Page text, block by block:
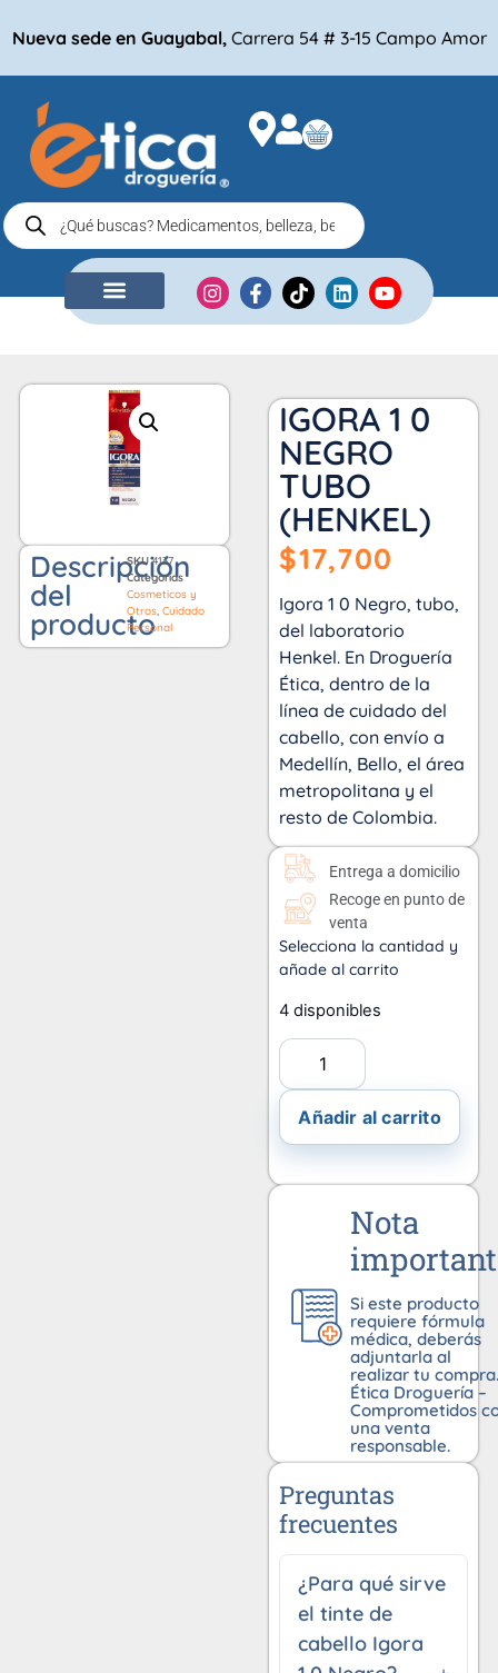
Nueva sede en Guayabal, Carrera 54 # 3-15 Campo Amor
Descripción
del
producto
SKU4137
Categorías
Cosmeticos y
Otros ,Cuidado
Personal
IGORA 1 0
NEGRO
TUBO
(HENKEL)
$17,700
Igora 1 0 Negro, tubo,
del laboratorio
Henkel. En Droguería
Ética, dentro de la
línea de cuidado del
cabello, con envío a
Medellín, Bello, el área
metropolitana y el
resto de Colombia.
Entrega a domicilio
Recoge en punto de
venta
Selecciona la cantidad y
añade al carrito
4 disponibles
Añadir al carrito
Nota
Si este producto
requiere fórmula
médica, deberás
adjuntarla al
realizar tu compra.
Ética Droguería –
Comprometidos
una venta
responsable.
Preguntas
frecuentes
¿Para qué sirve
el tinte de
cabello Igora